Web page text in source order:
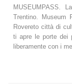
MUSEUMPASS.
Trentino. Museum
Rovereto città di
ti apre le porte dei
liberamente con i